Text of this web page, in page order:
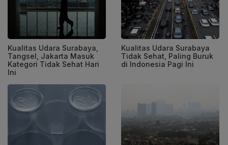
Kualitas Udara Surabaya,
Tangsel, Jakarta Masuk
Kategori Tidak Sehat Hari
Ini
Kualitas Udara Surabaya
Tidak Sehat, Paling Buruk
di Indonesia Pagi Ini